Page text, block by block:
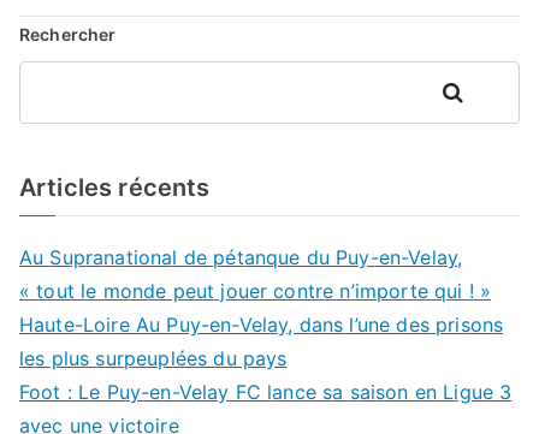
Rechercher
Rechercher
Articles récents
Au Supranational de pétanque du Puy-en-Velay,
« tout le monde peut jouer contre n’importe qui ! »
Haute-Loire Au Puy-en-Velay, dans l’une des prisons
les plus surpeuplées du pays
Foot : Le Puy-en-Velay FC lance sa saison en Ligue 3
avec une victoire